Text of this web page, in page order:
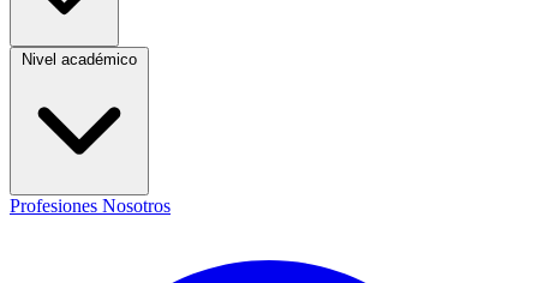
Nivel académico
Profesiones Nosotros